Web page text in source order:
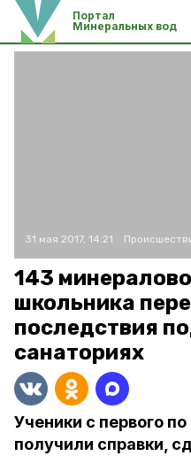
Портал
Минеральных вод
31 мая 2017, 14:21
143
школьника
последствия
санаториях
Ученики с первого
получили справки,